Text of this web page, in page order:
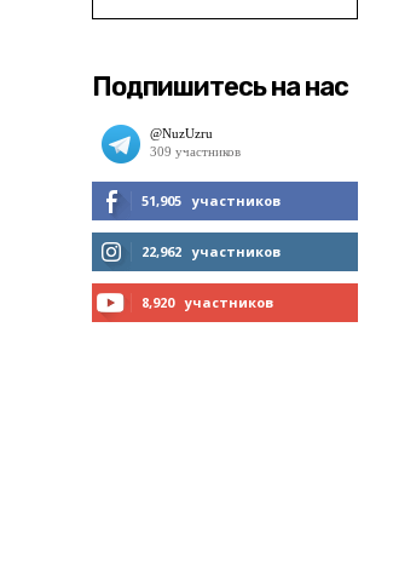
Подпишитесь на нас
51,905 участников
МНЕ НРАВИТСЯ
22,962 участников
8,920 участников